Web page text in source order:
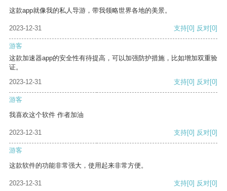
这款app就像我的私人导游，带我领略世界各地的美景。
2023-12-31 支持[0] 反对[0]
游客
这款加速器app的安全性有待提高，可以加强防护措施，比如增加双重验
证。
2023-12-31
支持[0] 反对[0]
游客
我喜欢这个软件 作者加油
2023-12-31 支持[0] 反对[0]
游客
这款软件的功能非常强大，使用起来非常方便。
2023-12-31 支持[0] 反对[0]